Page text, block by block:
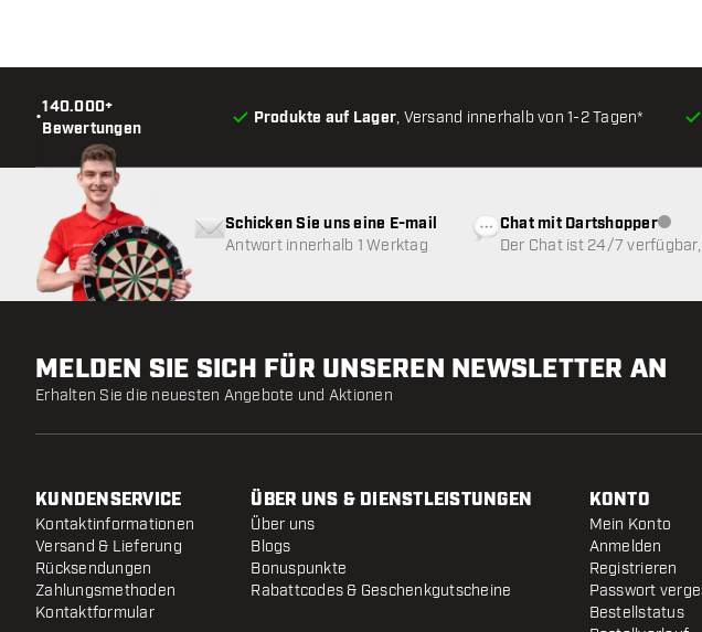
•
140.000+
Bewertungen
Produkte auf Lager, Versand innerhalb von 1-2 Tagen*
Schicken Sie uns eine E-mail
Antwort innerhalb 1 Werktag
Chat mit Dartshopper
Der Chat ist 24/7
MELDEN SIE SICH FÜR UNSEREN NEWSLETTER AN
Erhalten Sie die neuesten Angebote und Aktionen
KUNDENSERVICE
Kontaktinformationen
Versand & Lieferung
Rücksendungen
Zahlungsmethoden
Kontaktformular
ÜBER UNS & DIENSTLEISTUNGEN
Über uns
Blogs
Bonuspunkte
Rabattcodes & Geschenkgutscheine
KONTO
Mein Konto
Anmelden
Registrieren
Passwort
Bestellstatus